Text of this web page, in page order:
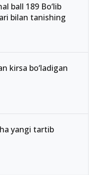
ball 189 Bo‘lib
bilan tanishing
kirsa bo‘ladigan
yangi tartib